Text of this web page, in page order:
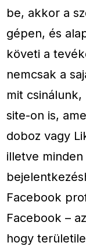
be, akkor a
gépen, és
követi a
nemcsak a
mit
site-on is,
doboz vagy
illetve
Facebook
Facebook –
hogy